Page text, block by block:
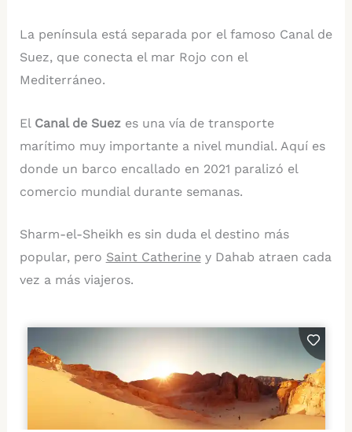
La península está separada por el famoso Canal de
Suez, que conecta el mar Rojo con el
Mediterráneo.
El Canal de Suezes una vía de transporte
marítimo muy importante a nivel mundial. Aquí es
donde un barco encallado en 2021 paralizó el
comercio mundial durante semanas.
Sharm-el-Sheikh es sin duda el destino más
popular, pero Saint Catheriney Dahab atraen cada
vez a más viajeros.